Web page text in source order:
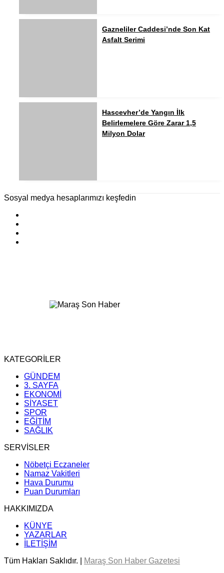
Gazneliler Caddesi’nde Son Kat
Asfalt Serimi
Hascevher’de Yangın İlk
Belirlemelere Göre Zarar 1,5
Milyon Dolar
Sosyal medya hesaplarımızı keşfedin
KATEGORİLER
GÜNDEM
3. SAYFA
EKONOMİ
SİYASET
SPOR
EĞİTİM
SAĞLIK
SERVİSLER
Nöbetçi Eczaneler
Namaz Vakitleri
Hava Durumu
Puan Durumları
HAKKIMIZDA
KÜNYE
YAZARLAR
İLETİŞİM
Tüm Hakları Saklıdır. |
Maraş Son Haber Gazetesi